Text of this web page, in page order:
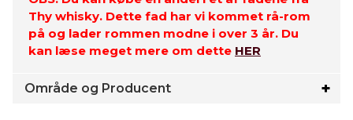
Thy whisky. Dette fad har vi kommet rå-rom
på og lader rommen modne i over 3 år. Du
kan læse meget mere om dette HER
Område og Producent